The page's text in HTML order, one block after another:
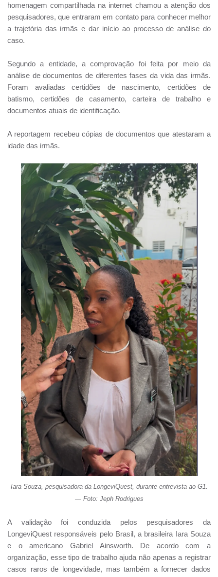
homenagem compartilhada na internet chamou a atenção dos
pesquisadores, que entraram em contato para conhecer melhor
a trajetória das irmãs e dar início ao processo de análise do
caso.
Segundo a entidade, a comprovação foi feita por meio da
análise de documentos de diferentes fases da vida das irmãs.
Foram avaliadas certidões de nascimento, certidões de
batismo, certidões de casamento, carteira de trabalho e
documentos atuais de identificação.
A reportagem recebeu cópias de documentos que atestaram a
idade das irmãs.
Iara Souza, pesquisadora da LongeviQuest, durante entrevista ao G1.
— Foto: Jeph Rodrigues
A validação foi conduzida pelos pesquisadores da
LongeviQuest responsáveis pelo Brasil, a brasileira Iara Souza
e o americano Gabriel Ainsworth. De acordo com a
organização, esse tipo de trabalho ajuda não apenas a registrar
casos raros de longevidade, mas também a fornecer dados